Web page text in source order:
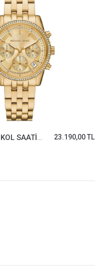
MICHAEL KORS KOL SAATİ MK7530
23.190,00 TL